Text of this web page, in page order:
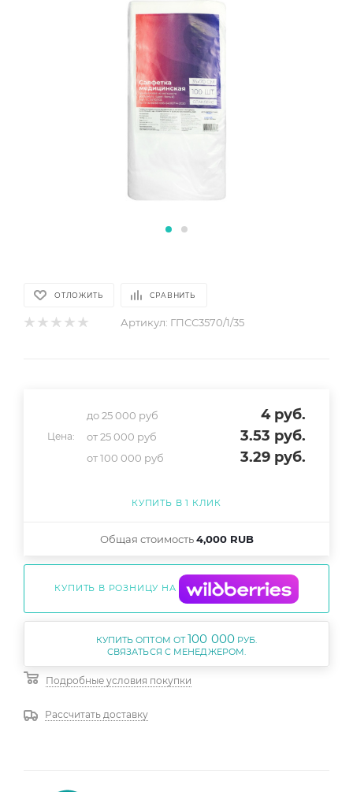
ОТЛОЖИТЬ СРАВНИТЬ
Артикул: ГПСС3570/1/35
Цена:
до 25 000 руб 4руб.
от 25 000 руб 3.53 руб.
от 100 000 руб 3.29 руб.
КУПИТЬ В 1 КЛИК
Общая стоимость4,000 RUB
КУПИТЬ В РОЗНИЦУ НА
КУПИТЬ ОПТОМ ОТ100 000РУБ.
Подробные условия покупки
Рассчитать доставку